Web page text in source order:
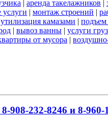
| аренда такелажников |
услуги | монтаж строений |
утилизация камазами | подъем
| вывоз ванны | услуги
от мусора |
908-232-8246 и 8-960-